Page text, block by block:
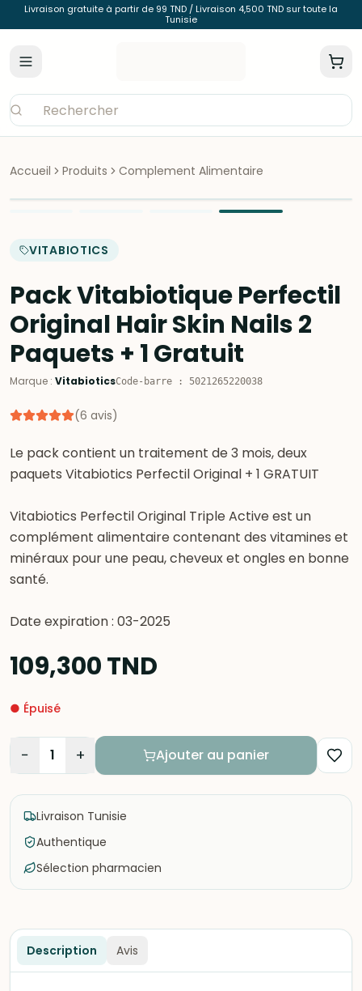
Livraison gratuite à partir de 99 TND / Livraison 4,500 TND sur toute la
Tunisie
Accueil Produits Complement Alimentaire
VITABIOTICS
Pack Vitabiotique Perfectil
Original Hair Skin Nails 2
Paquets + 1 Gratuit
Marque : VitabioticsCode-barre : 5021265220038
(6 avis)
Le pack contient un traitement de 3 mois, deux
paquets Vitabiotics Perfectil Original + 1 GRATUIT
Vitabiotics Perfectil Original Triple Active est un
complément alimentaire contenant des vitamines et
minéraux pour une peau, cheveux et ongles en bonne
santé.
Date expiration : 03-2025
109,300TND
● Épuisé
− 1 + Ajouter au panier
Livraison Tunisie
Authentique
Sélection pharmacien
Description Avis